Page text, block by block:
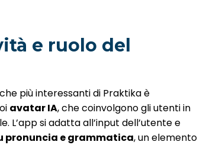
e ruolo del
più interessanti di Praktika è
avatar IA, che coinvolgono gli utenti in
L’app si adatta all’input dell’utente e
pronuncia e grammatica, un elemento